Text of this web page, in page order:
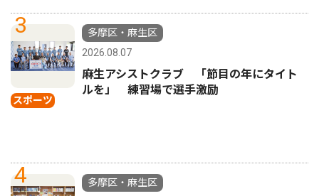
3
スポーツ
多摩区・麻生区
2026.08.07
麻生アシストクラブ 「節目の年にタイト
ルを」 練習場で選手激励
4
多摩区・麻生区